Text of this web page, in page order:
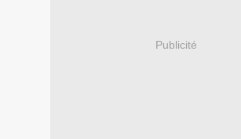
Publicité